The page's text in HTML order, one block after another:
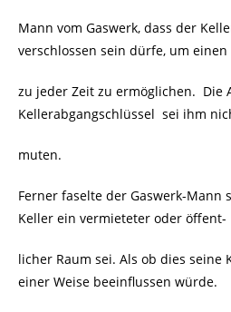
Mann vom Gaswerk, dass der
verschlossen sein dürfe, um
zu jeder Zeit zu ermöglichen. Die
Kellerabgangschlüssel sei ihm
muten.
Ferner faselte der Gaswerk-Mann
Keller ein vermieteter oder öffent-
licher Raum sei. Als ob dies
einer Weise beeinflussen würde.